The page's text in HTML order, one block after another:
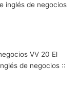
inglés de negocios
VV 20 El
de negocios ::